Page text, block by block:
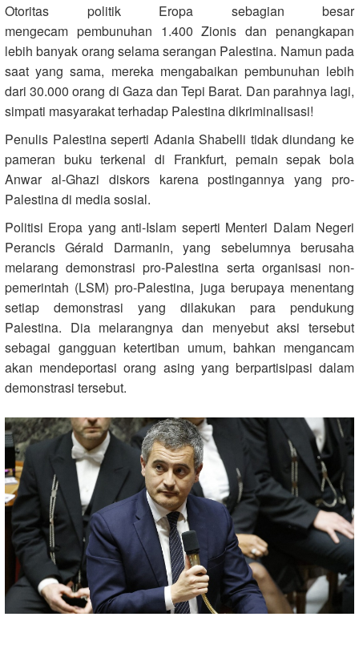
Otoritas politik Eropa sebagian besar
mengecam pembunuhan 1.400 Zionis dan penangkapan
lebih banyak orang selama serangan Palestina. Namun pada
saat yang sama, mereka mengabaikan pembunuhan lebih
dari 30.000 orang di Gaza dan Tepi Barat. Dan parahnya lagi,
simpati masyarakat terhadap Palestina dikriminalisasi!
Penulis Palestina seperti Adania Shabelli tidak diundang ke
pameran buku terkenal di Frankfurt, pemain sepak bola
Anwar al-Ghazi diskors karena postingannya yang pro-
Palestina di media sosial.
Politisi Eropa yang anti-Islam seperti Menteri Dalam Negeri
Perancis Gérald Darmanin, yang sebelumnya berusaha
melarang demonstrasi pro-Palestina serta organisasi non-
pemerintah (LSM) pro-Palestina, juga berupaya menentang
setiap demonstrasi yang dilakukan para pendukung
Palestina. Dia melarangnya dan menyebut aksi tersebut
sebagai gangguan ketertiban umum, bahkan mengancam
akan mendeportasi orang asing yang berpartisipasi dalam
demonstrasi tersebut.